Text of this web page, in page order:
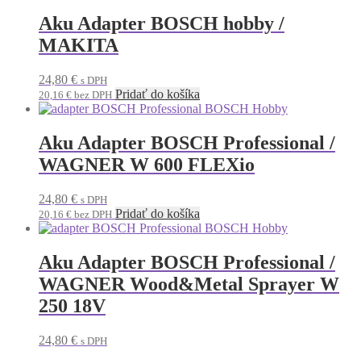
Aku Adapter BOSCH hobby /
MAKITA
24,80 € s DPH
20,16 € bez DPH Pridať do košíka
Aku Adapter BOSCH Professional /
WAGNER W 600 FLEXio
24,80 € s DPH
20,16 € bez DPH Pridať do košíka
Aku Adapter BOSCH Professional /
WAGNER Wood&Metal Sprayer W
250 18V
24,80 € s DPH